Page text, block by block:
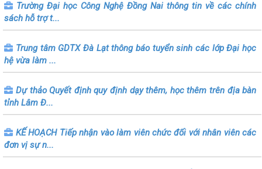
Trường Đại học Công Nghệ Đồng Nai thông tin về các chính
sách hỗ trợ t...
Trung tâm GDTX Đà Lạt thông báo tuyển sinh các lớp Đại học
hệ vừa làm ...
Dự thảo Quyết định quy định dạy thêm, học thêm trên địa bàn
tỉnh Lâm Đ...
KẾ HOẠCH Tiếp nhận vào làm viên chức đối với nhân viên các
đơn vị sự n...